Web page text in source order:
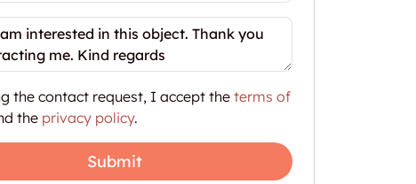
GRATIS - Lagerraum 68.5m2 in Zürich Enge"
the contact request, I accept the terms of
the privacy policy.
Submit